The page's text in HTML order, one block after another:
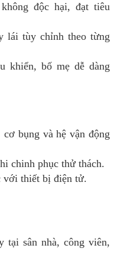
độc hại, đạt tiêu
lái tùy chỉnh theo từng
khiển, bố mẹ dễ dàng
bụng và hệ vận động
chinh phục thử thách.
với thiết bị điện tử.
tại sân nhà, công viên,